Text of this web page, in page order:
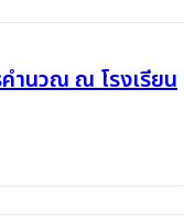
คำนวณ ณ โรงเรียน